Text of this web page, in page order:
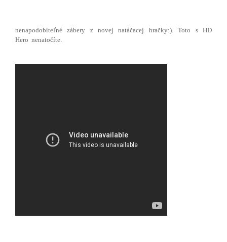
nenapodobiteľné zábery z novej natáčacej hračky:). Toto s HD
Hero nenatočíte.